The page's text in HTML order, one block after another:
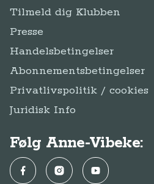
Tilmeld dig Klubben
Presse
Handelsbetingelser
Abonnementsbetingelser
Privatlivspolitik / cookies
Juridisk Info
Følg Anne-Vibeke:
FacebookInstagramYouTube